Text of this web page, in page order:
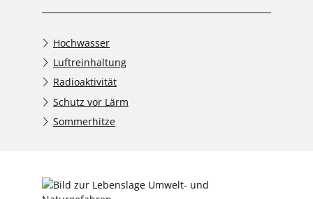
Hochwasser
Luftreinhaltung
Radioaktivität
Schutz vor Lärm
Sommerhitze